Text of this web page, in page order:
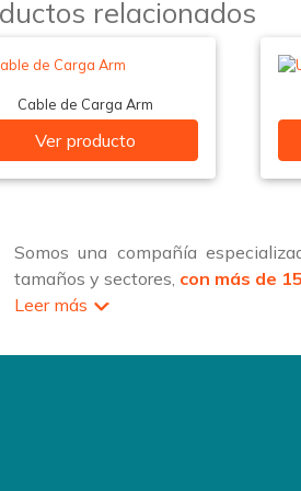
relacionados
Cable de Carga Arm
Ver producto
Somos una compañía
tamaños y sectores, con más de
Leer más